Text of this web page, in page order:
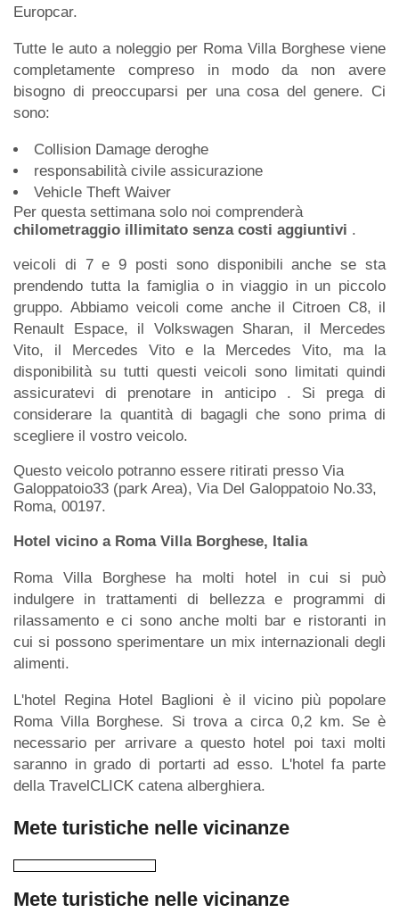
Europcar.
Tutte le auto a noleggio per Roma Villa Borghese viene
completamente compreso in modo da non avere
bisogno di preoccuparsi per una cosa del genere. Ci
sono:
Collision Damage deroghe
responsabilità civile assicurazione
Vehicle Theft Waiver
Per questa settimana solo noi comprenderà
chilometraggio illimitato senza costi aggiuntivi .
veicoli di 7 e 9 posti sono disponibili anche se sta
prendendo tutta la famiglia o in viaggio in un piccolo
gruppo. Abbiamo veicoli come anche il Citroen C8, il
Renault Espace, il Volkswagen Sharan, il Mercedes
Vito, il Mercedes Vito e la Mercedes Vito, ma la
disponibilità su tutti questi veicoli sono limitati quindi
assicuratevi di prenotare in anticipo . Si prega di
considerare la quantità di bagagli che sono prima di
scegliere il vostro veicolo.
Questo veicolo potranno essere ritirati presso Via
Galoppatoio33 (park Area), Via Del Galoppatoio No.33,
Roma, 00197.
Hotel vicino a Roma Villa Borghese, Italia
Roma Villa Borghese ha molti hotel in cui si può
indulgere in trattamenti di bellezza e programmi di
rilassamento e ci sono anche molti bar e ristoranti in
cui si possono sperimentare un mix internazionali degli
alimenti.
L'hotel Regina Hotel Baglioni è il vicino più popolare
Roma Villa Borghese. Si trova a circa 0,2 km. Se è
necessario per arrivare a questo hotel poi taxi molti
saranno in grado di portarti ad esso. L'hotel fa parte
della TravelCLICK catena alberghiera.
Mete turistiche nelle vicinanze
Mete turistiche nelle vicinanze